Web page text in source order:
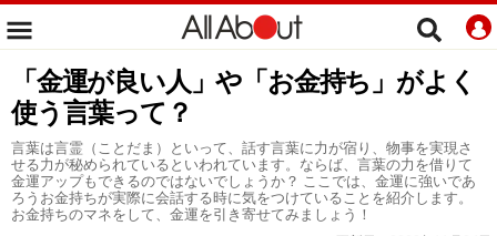
「金運が良い人」や「お金持ち」がよく
使う言葉って？
言葉は言霊（ことだま）といって、話す言葉に力が宿り、物事を実現さ
せる力が秘められているといわれています。ならば、言葉の力を借りて
金運アップもできるのではないでしょうか？ ここでは、金運に強いであ
ろうお金持ちが実際に会話する時に気をつけていることを紹介します。
お金持ちのマネをして、金運を引き寄せてみましょう！